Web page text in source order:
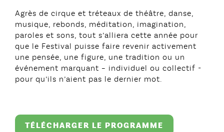
Agrès de cirque et tréteaux de théâtre, danse,
musique, rebonds, méditation, imagination,
paroles et sons, tout s’alliera cette année pour
que le Festival puisse faire revenir activement
une pensée, une figure, une tradition ou un
événement marquant – individuel ou collectif -
pour qu’ils n’aient pas le dernier mot.
TÉLÉCHARGER LE PROGRAMME